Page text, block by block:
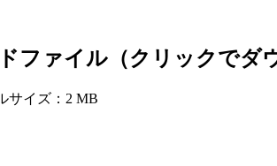
ファイル（クリックでダ
サイズ：2 MB